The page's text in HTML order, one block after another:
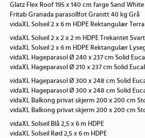
Glatz Flex Roof 195 x 140 cm farge Sand
Fritab Granada parasollfot Granitt 40 kg Grå
vidaXL Solseil 2 x 6 m HDPE Rektangulær
vidaXL Solseil 2 x 2 x 2 m HDPE Trekantet Svart
vidaXL Solseil 2 x 6 m HDPE Rektangulær
vidaXL Hageparasol Ø 240 x 237 cm Solid
vidaXL Hageparasol Ø 210 x 237 cm Solid
vidaXL Hageparasol Ø 300 x 248 cm Solid
vidaXL Hageparasol Ø 300 x 248 cm Solid
vidaXL Solseil Blå 2,5 x 6 m HDPE
vidaXL Solseil Rød 2,5 x 6 m HDPE